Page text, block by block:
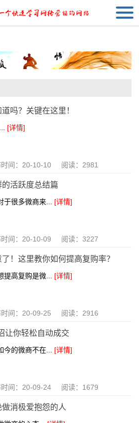
吗？关键在这里！
[详情]
时间：20-10-10 阅读：2981
活跃度总结篇
很多微商来... [详情]
时间：20-10-09 阅读：3227
！这里教你如何提高复购率？
高复购是微... [详情]
时间：20-09-25 阅读：2916
让你轻松自动成交
的微商不在... [详情]
时间：20-09-24 阅读：1679
消极爱抱怨的人